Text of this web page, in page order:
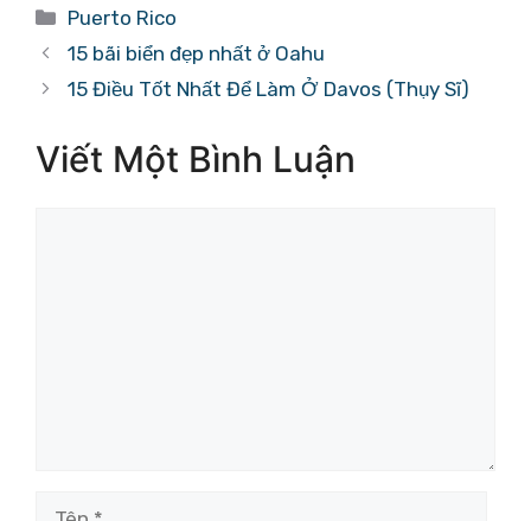
Danh
mục
Puerto Rico
15 bãi biển đẹp nhất ở Oahu
15 Điều Tốt Nhất Để Làm Ở Davos (Thụy Sĩ)
Viết Một Bình Luận